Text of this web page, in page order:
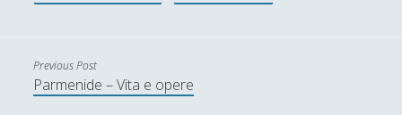
Giuseppe Ragunì
Previous Post
Parmenide – Vita e opere